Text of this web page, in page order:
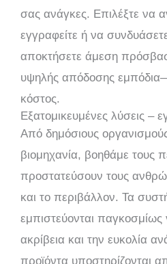
σας ανάγκες. Επιλέξτε να
εγγραφείτε ή να
αποκτήσετε άμεση
υψηλής απόδοσης
κόστος.
Εξατομικευμένες λύσεις –
Από δημόσιους
βιομηχανία, βοηθάμε τους
προστατεύσουν τους
και το περιβάλλον. Τα
εμπιστεύονται παγκοσμίως
ακρίβεια και την ευκολία
προϊόντα υποστηρίζονται